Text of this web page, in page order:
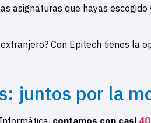
asignaturas que hayas escogido
Con Epitech tienes la
juntos por la
contamos con casi